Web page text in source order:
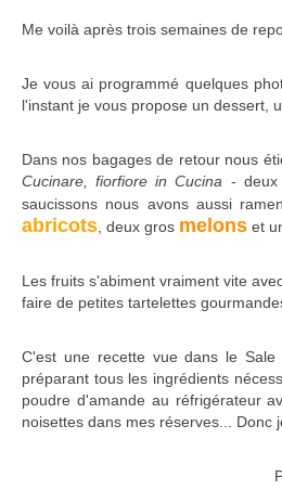
Me voilà après trois semaines de
Je vous ai programmé quelques
l'instant je vous propose un dessert,
Dans nos bagages de retour nous
Cucinare, fiorfiore in Cucina - deux
saucissons nous avons aussi
abricots , deux gros melons et
Les fruits s'abiment vraiment vite
faire de petites tartelettes
C'est une recette vue dans le
préparant tous les ingrédients
poudre d'amande au réfrigérateur
noisettes dans mes réserves... Donc